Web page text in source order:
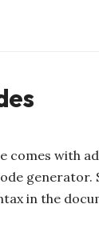
comes with
generator.
in the